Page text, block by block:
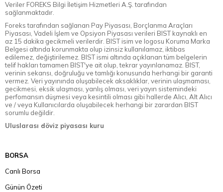
Veriler FOREKS Bilgi İletişim Hizmetleri A.Ş. tarafından
sağlanmaktadır.
Foreks tarafından sağlanan Pay Piyasası, Borçlanma Araçları
Piyasası, Vadeli İşlem ve Opsiyon Piyasası verileri BIST kaynaklı en
az 15 dakika gecikmeli verilerdir. BIST isim ve logosu Koruma Marka
Belgesi altında korunmakta olup izinsiz kullanılamaz, iktibas
edilemez, değiştirilemez. BIST ismi altında açıklanan tüm belgelerin
telif hakları tamamen BIST'ye ait olup, tekrar yayınlanamaz. BIST,
verinin sekansı, doğruluğu ve tamlığı konusunda herhangi bir garanti
vermez. Veri yayınında oluşabilecek aksaklıklar, verinin ulaşmaması,
gecikmesi, eksik ulaşması, yanlış olması, veri yayın sistemindeki
perfomansın düşmesi veya kesintili olması gibi hallerde Alıcı, Alt Alıcı
ve / veya Kullanıcılarda oluşabilecek herhangi bir zarardan BIST
sorumlu değildir.
Uluslarası döviz piyasası kuru
BORSA
Canlı Borsa
Günün Özeti